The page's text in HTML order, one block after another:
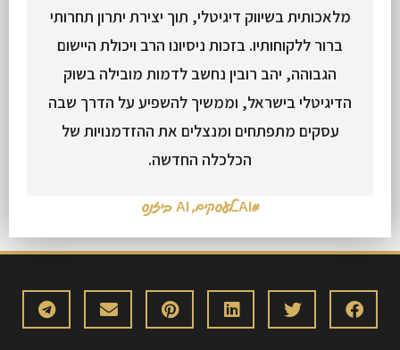
מלאכותית בשיווק דיגיטלי, תוך יצירת יתרון תחרותי
ברור ללקוחותיו. בזכות ניסיונו הרב ויכולת היישום
הגבוהה, יהב רובין נחשב לדמות מובילה בשוק
הדיגיטלי בישראל, וממשיך להשפיע על הדרך שבה
עסקים מתפתחים ומנצלים את ההזדמנויות של
הכלכלה החדשה.
#AI_לעסקים ,AI ביזנס